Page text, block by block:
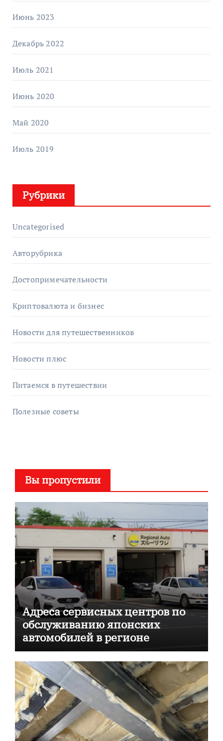
Июнь 2023
Декабрь 2022
Июль 2021
Июнь 2020
Май 2020
Июль 2019
Рубрики
Uncategorised
Авторубрика
Достопримечательности
Криптовалюта и бизнес
Новости для путешественников
Новости плюс
Питаемся в путешествии
Полезные советы
Вы пропустили
Адреса сервисных центров по
обслуживанию японских
автомобилей в регионе